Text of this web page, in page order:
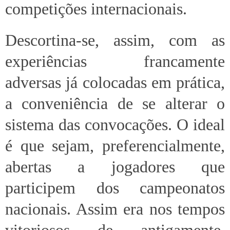
competições internacionais.
Descortina-se, assim, com as
experiências francamente
adversas já colocadas em prática,
a conveniência de se alterar o
sistema das convocações. O ideal
é que sejam, preferencialmente,
abertas a jogadores que
participem dos campeonatos
nacionais. Assim era nos tempos